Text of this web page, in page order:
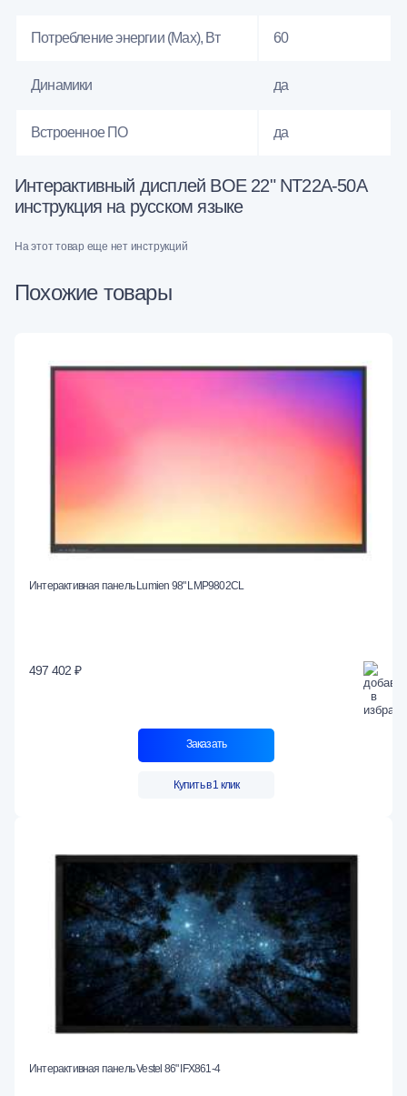
Потребление энергии (Max), Вт 60
Динамики да
Встроенное ПО да
Интерактивный дисплей BOE 22" NT22A-50A
инструкция на русском языке
На этот товар еще нет инструкций
Похожие товары
Интерактивная панель Lumien 98" LMP9802CL
497 402 ₽
Заказать
Купить в 1 клик
Интерактивная панель Vestel 86" IFX861-4